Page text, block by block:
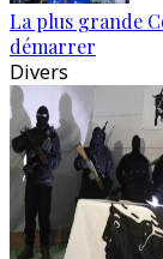
La plus grande
démarrer
Divers